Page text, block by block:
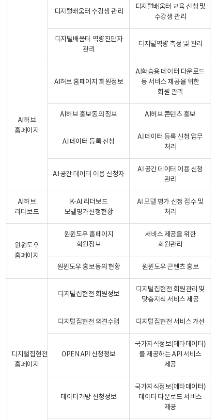
디지털배움터 수강생 관리
디지털배움터 교육 신청 및
수강생 관리
디지털배움터 역량진단자
관리
디지털역량 측정 및 관리
AI허브
홈페이지
AI허브 홈페이지 회원정보
AI학습용 데이터 다운로드
등 서비스 제공을 위한
회원 관리
AI허브 홍보동의 정보 AI허브 콘텐츠 홍보
AI 데이터 등록 신청
AI 데이터 등록 신청 업무
처리
AI 공간 데이터 이용 신청자
AI 공간 데이터 이용 신청
관리
AI허브
리더보드
K-AI 리더보드
모델평가신청현황
AI 모델 평가 신청 접수 및
처리
원윈도우
홈페이지
원윈도우 홈페이지
회원정보
서비스 제공을 위한
회원관리
원윈도우 홍보동의 현황 원윈도우 콘텐츠 홍보
디지털집현전
홈페이지
디지털집현전 회원정보
디지털집현전 회원관리 및
맞춤지식 서비스 제공
디지털집현전 의견수렴 디지털집현전 서비스 개선
OPEN API 신청정보
국가지식정보(메타데이터)
를 제공하는 API 서비스
제공
데이터개방 신청정보
국가지식정보(메타데이터)
데이터 다운로드 서비스
제공